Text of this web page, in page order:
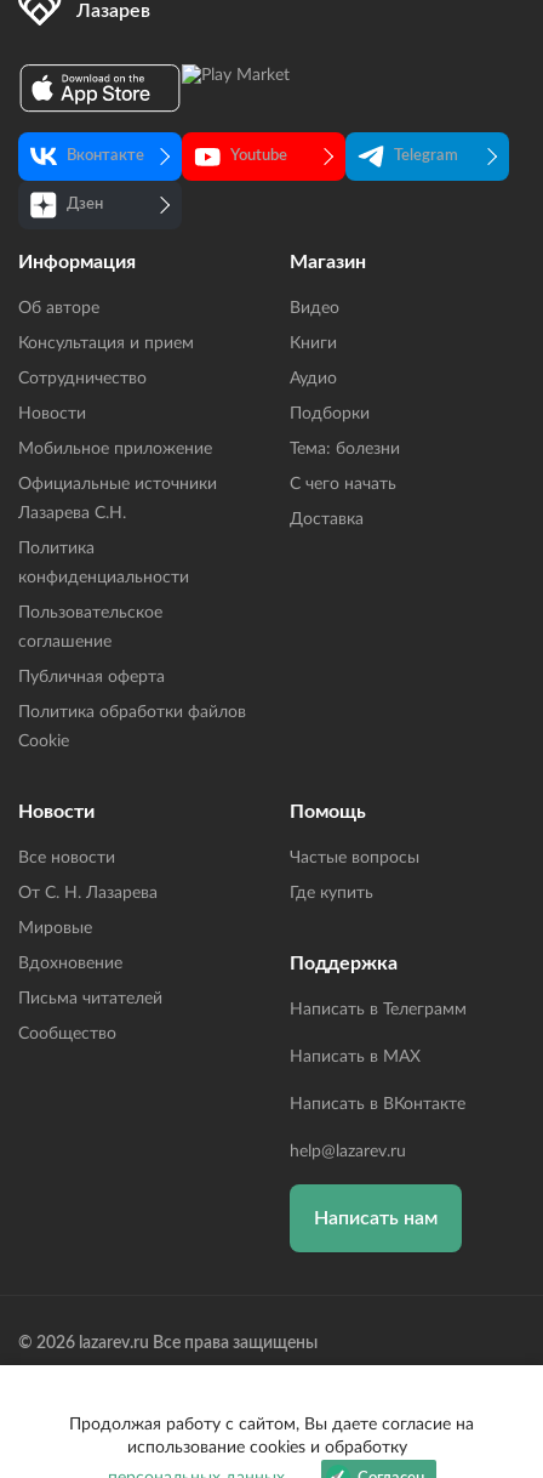
Лазарев
Вконтакте Youtube Telegram
Дзен
Информация
Об авторе
Консультация и прием
Сотрудничество
Новости
Мобильное приложение
Официальные источники
Лазарева С.Н.
Политика
конфиденциальности
Пользовательское
соглашение
Публичная оферта
Политика обработки файлов
Cookie
Магазин
Видео
Книги
Аудио
Подборки
Тема: болезни
С чего начать
Доставка
Новости
Все новости
От С. Н. Лазарева
Мировые
Вдохновение
Письма читателей
Сообщество
Помощь
Частые вопросы
Где купить
Поддержка
Написать в Телеграмм
Написать в MAX
Написать в ВКонтакте
help@lazarev.ru
Написать нам
© 2026 lazarev.ru Все права защищены
Банк: ОАО "АЛЬФА-БАНК" БИК: 044525593, К/С:
30101810200000000593
Продолжая работу с сайтом, Вы даете согласие на
использование cookies и обработку